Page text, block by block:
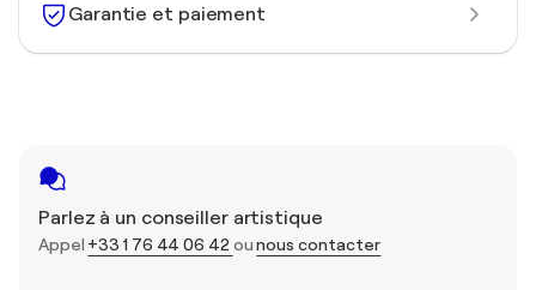
Garantie et paiement
Parlez à un conseiller artistique
Appel +33 1 76 44 06 42 ounous contacter